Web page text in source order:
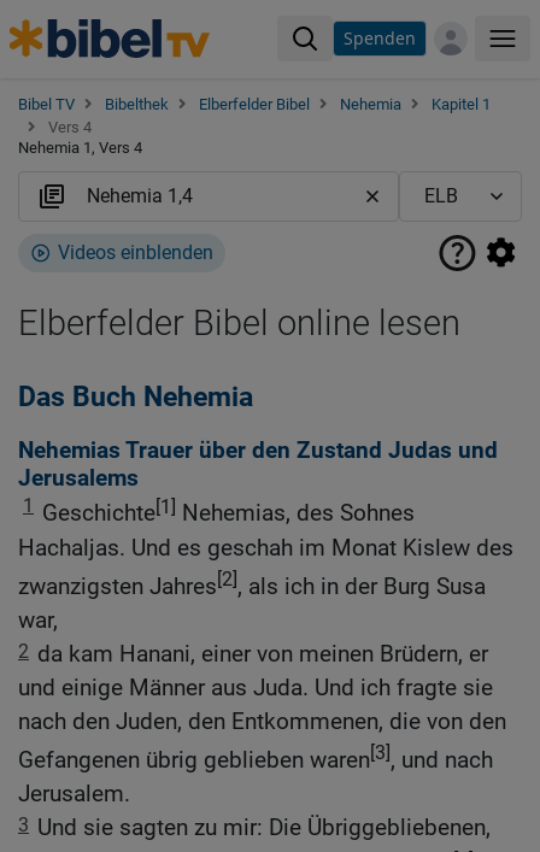
Spenden
Bibel TV Bibelthek Elberfelder Bibel Nehemia
Kapitel 1
Vers 4
Nehemia 1, Vers 4
Videos einblenden
Elberfelder Bibel online lesen
Das Buch Nehemia
Nehemias Trauer über den Zustand Judas und
Jerusalems
1 Geschichte[1] Nehemias, des Sohnes
Hachaljas. Und es geschah im Monat Kislew des
zwanzigsten Jahres[2], als ich in der Burg Susa
war,
2 da kam Hanani, einer von meinen Brüdern, er
und einige Männer aus Juda. Und ich fragte sie
nach den Juden, den Entkommenen, die von den
Gefangenen übrig geblieben waren[3], und nach
Jerusalem.
3 Und sie sagten zu mir: Die Übriggebliebenen,